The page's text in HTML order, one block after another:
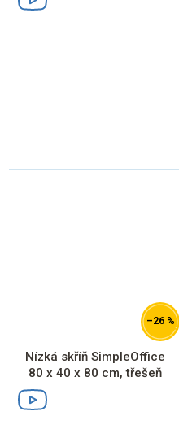
–26 %
Nízká skříň SimpleOffice
80 x 40 x 80 cm, třešeň